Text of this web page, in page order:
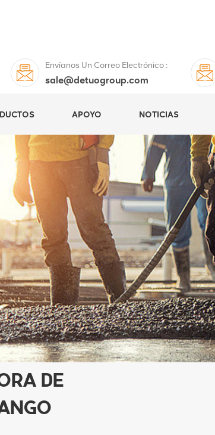
Envíanos Un Correo Electrónico :
sale@detuogroup.com
APOYO NOTICIAS
DE